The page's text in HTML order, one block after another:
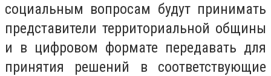
социальным вопросам будут принимать
представители территориальной общины
и в цифровом формате передавать для
принятия решений в соответствующие